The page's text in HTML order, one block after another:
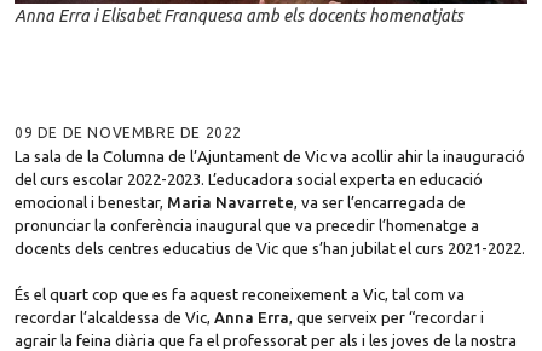
Anna Erra i Elisabet Franquesa amb els docents homenatjats
09 DE DE NOVEMBRE DE 2022
La sala de la Columna de l’Ajuntament de Vic va acollir ahir la inauguració
del curs escolar 2022-2023. L’educadora social experta en educació
emocional i benestar, Maria Navarrete, va ser l’encarregada de
pronunciar la conferència inaugural que va precedir l’homenatge a
docents dels centres educatius de Vic que s’han jubilat el curs 2021-2022.
És el quart cop que es fa aquest reconeixement a Vic, tal com va
recordar l’alcaldessa de Vic, Anna Erra, que serveix per “recordar i
agrair la feina diària que fa el professorat per als i les joves de la nostra